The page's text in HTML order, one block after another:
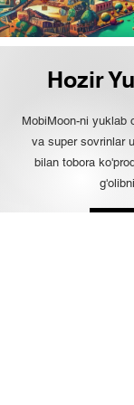
Hozir
MobiMoon-ni yuklab
va super sovrinlar
bilan tobora